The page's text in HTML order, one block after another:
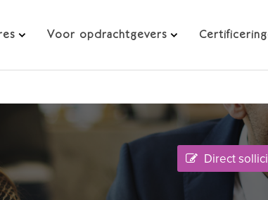
Voor opdrachtgevers
Direct